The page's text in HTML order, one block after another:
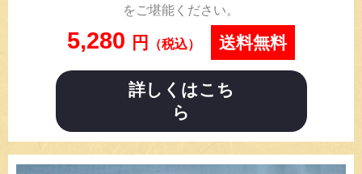
をご堪能ください。
5,280 円 （税込） 送料無料
詳しくはこち
ら